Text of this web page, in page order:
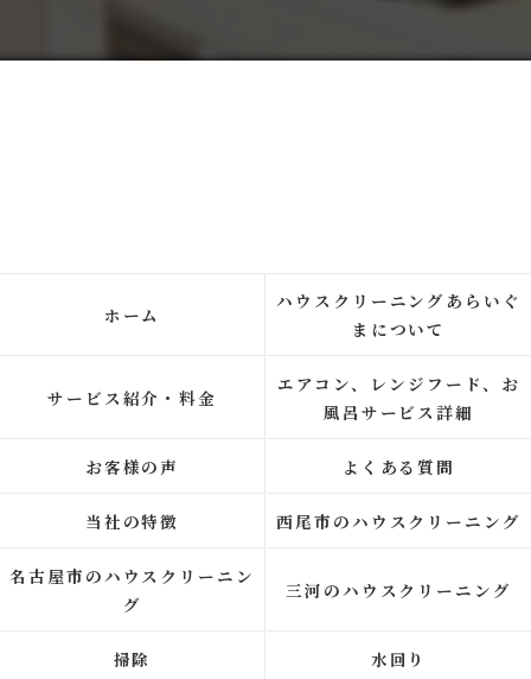
ホーム
ハウスクリーニングあらいぐ
まについて
サービス紹介・料金
エアコン、レンジフード、お
風呂サービス詳細
お客様の声 よくある質問
当社の特徴 西尾市のハウスクリーニング
名古屋市のハウスクリーニン
グ
三河のハウスクリーニング
掃除 水回り